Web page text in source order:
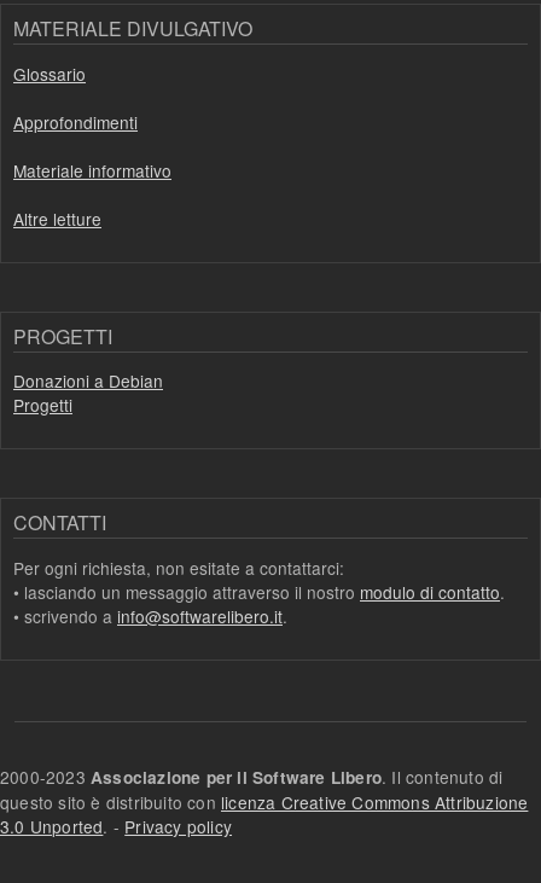
MATERIALE DIVULGATIVO
Glossario
Approfondimenti
Materiale informativo
Altre letture
PROGETTI
Donazioni a Debian
Progetti
CONTATTI
Per ogni richiesta, non esitate a contattarci:
• lasciando un messaggio attraverso il nostro modulo di contatto.
• scrivendo a info@softwarelibero.it.
2000-2023 Associazione per il Software Libero. Il contenuto di
questo sito è distribuito con licenza Creative Commons Attribuzione
3.0 Unported. - Privacy policy